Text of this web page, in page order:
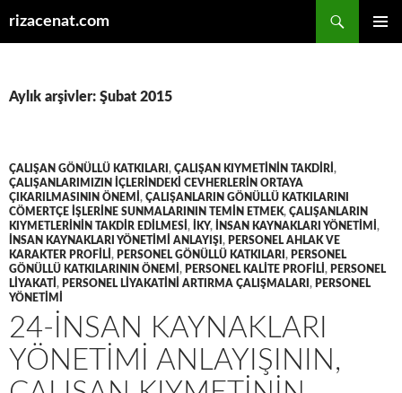
rizacenat.com
Aylık arşivler: Şubat 2015
ÇALIŞAN GÖNÜLLÜ KATKILARI , ÇALIŞAN KIYMETININ TAKDIRI ,
ÇALIŞANLARIMIZIN IÇLERINDEKI CEVHERLERIN ORTAYA
ÇIKARILMASININ ÖNEMI , ÇALIŞANLARIN GÖNÜLLÜ KATKILARINI
CÖMERTÇE IŞLERINE SUNMALARININ TEMIN ETMEK, ÇALIŞANLARIN
KIYMETLERININ TAKDIR EDILMESI , İKY, INSAN KAYNAKLARI YÖNETIMI ,
INSAN KAYNAKLARI YÖNETIMI ANLAYIŞI , PERSONEL AHLAK VE
KARAKTER PROFILI , PERSONEL GÖNÜLLÜ KATKILARI , PERSONEL
GÖNÜLLÜ KATKILARININ ÖNEMI , PERSONEL KALITE PROFILI , PERSONEL
LIYAKATI , PERSONEL LIYAKATINI ARTIRMA ÇALIŞMALARI , PERSONEL
YÖNETIMI
24-İNSAN KAYNAKLARI
YÖNETIMI ANLAYIŞININ,